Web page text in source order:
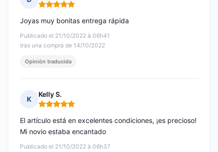
Nota: 5 de 5
Publicado el 21/10/2022 à 06h41
tras una compra de 14/10/2022
Joyas muy bonitas entrega rápida
Opinión traducida
K
Kelly S.
Nota: 5 de 5
Publicado el 21/10/2022 à 06h37
El artículo está en excelentes condiciones, ¡es precioso!
Mi novio estaba encantado